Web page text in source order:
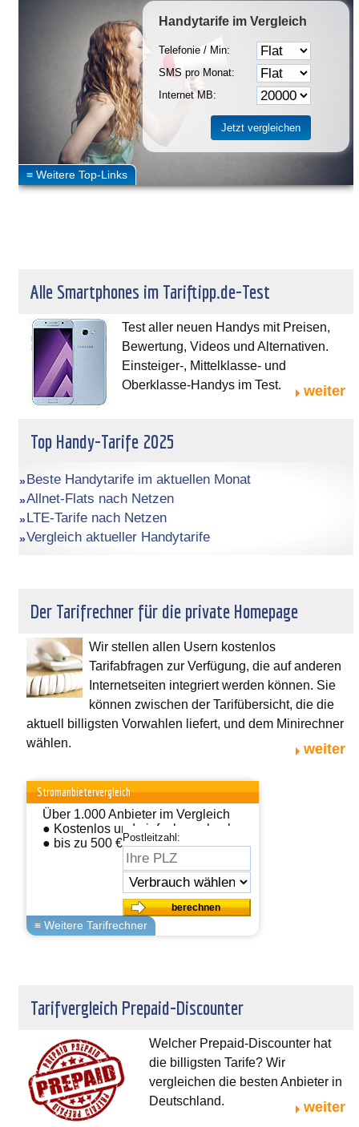
Handytarife im Vergleich
Telefonie / Min:
SMS pro Monat:
Internet MB:
Alle Smartphones im Tariftipp.de-Test
Test aller neuen Handys mit Preisen,
Bewertung, Videos und Alternativen.
Einsteiger-, Mittelklasse- und
Oberklasse-Handys im Test.
weiter
Top Handy-Tarife 2025
Beste Handytarife im aktuellen Monat
Allnet-Flats nach Netzen
LTE-Tarife nach Netzen
Vergleich aktueller Handytarife
Der Tarifrechner für die private Homepage
Wir stellen allen Usern kostenlos
Tarifabfragen zur Verfügung, die auf anderen
Internetseiten integriert werden können. Sie
können zwischen der Tarifübersicht, die die
aktuell billigsten Vorwahlen liefert, und dem Minirechner
wählen.
weiter
Stromanbietervergleich
Über 1.000 Anbieter im Vergleich
● Kostenlos und einfach wechseln
● bis zu 500 € sparen
Postleitzahl:
Tarifvergleich Prepaid-Discounter
Welcher Prepaid-Discounter hat
die billigsten Tarife? Wir
vergleichen die besten Anbieter in
Deutschland.
weiter